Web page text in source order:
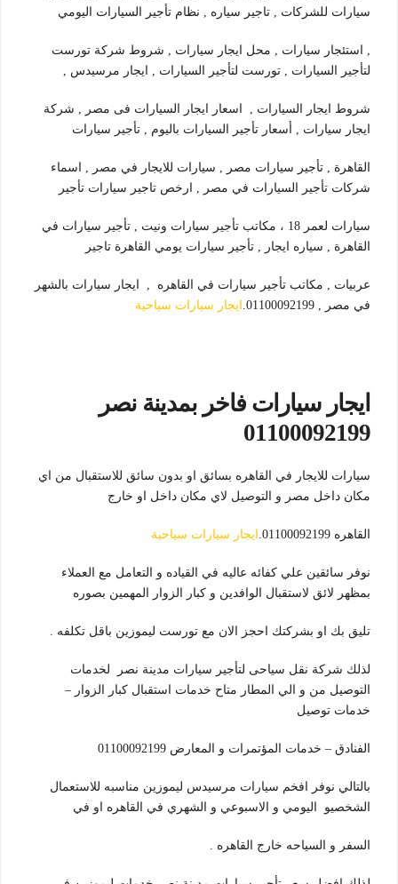
سيارات للشركات , تاجير سياره , نظام تأجير السيارات اليومي
, استئجار سيارات , محل ايجار سيارات , شروط شركة تورست
لتأجير السيارات , تورست لتأجير السيارات , ايجار مرسيدس ,
شروط ايجار السيارات , اسعار ايجار السيارات فى مصر , شركة
ايجار سيارات , أسعار تأجير السيارات باليوم , تأجير سيارات
القاهرة , تأجير سيارات مصر , سيارات للايجار في مصر , اسماء
شركات تأجير السيارات في مصر , ارخص تاجير سيارات تأجير
سيارات لعمر 18 ، مكاتب تأجير سيارات ونيت , تأجير سيارات في
القاهرة , سياره ايجار , تأجير سيارات يومي القاهرة تاجير
عربيات , مكاتب تأجير سيارات في القاهره , ايجار سيارات بالشهر
في مصر , 01100092199.
ايجار سيارات سياحية
ايجار سيارات فاخر بمدينة نصر
01100092199
سيارات للايجار في القاهره بسائق او بدون سائق للاستقبال من اي
مكان داخل مصر و التوصيل لاي مكان داخل او خارج
القاهره 01100092199. ايجار سيارات سياحية
نوفر سائقين علي كفائه عاليه في القياده و التعامل مع العملاء
بمظهر لائق لاستقبال الوافدين و كبار الزوار المهمين بصوره
تليق بك او بشركتك احجز الان مع تورست ليموزين باقل تكلفه .
لذلك شركة نقل سياحى لتأجير سيارات مدينة نصر لخدمات
التوصيل من و الي المطار متاح خدمات استقبال كبار الزوار –
خدمات توصيل
الفنادق – خدمات المؤتمرات و المعارض 01100092199
بالتالي نوفر افخم سيارات مرسيدس ليموزين مناسبه للاستعمال
الشخصيو اليومي و الاسبوعي و الشهري في القاهره او في
السفر و السياحه خارج القاهره .